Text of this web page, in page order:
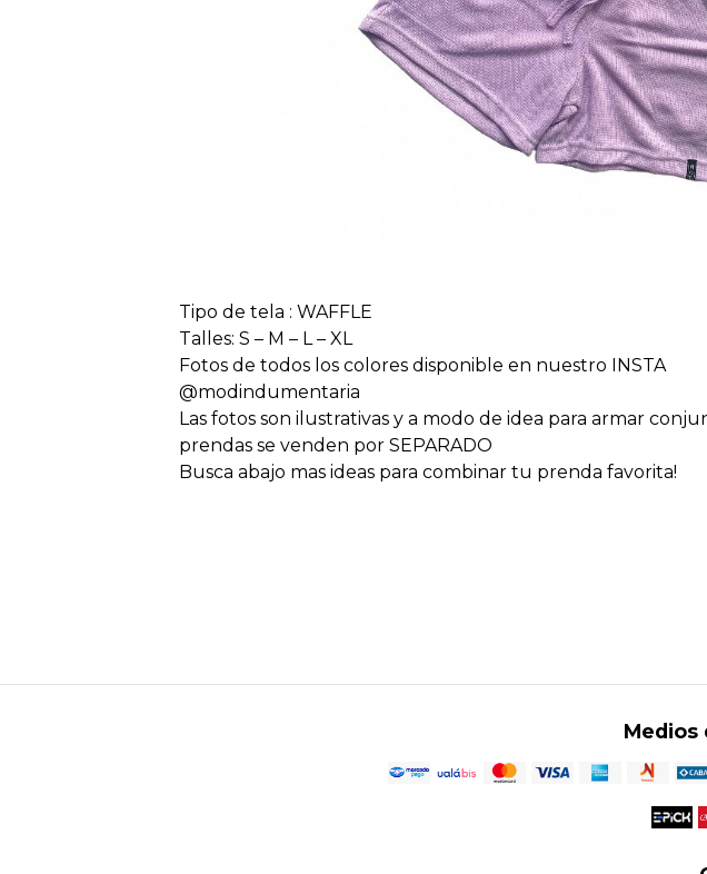
Tipo de tela : WAFFLE
Talles: S – M – L – XL
Fotos de todos los colores disponible en nuestro INSTA
@modindumentaria
Las fotos son ilustrativas y a modo de idea para armar
prendas se venden por SEPARADO
Busca abajo mas ideas para combinar tu prenda favorita!
Medios